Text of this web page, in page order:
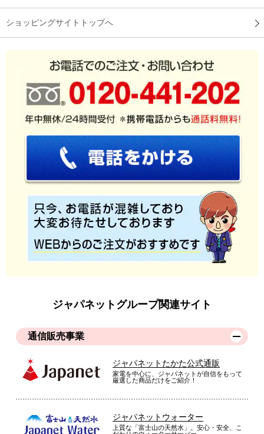
ショッピングサイトトップへ
ジャパネットグループ関連サイト
通信販売事業
ジャパネットたかた公式通販
家電を中心に、ジャパネットが自信をもって
厳選した商品だけをご紹介！
ジャパネットウォーター
上質な「富士山の天然水」。安心・安全、こ